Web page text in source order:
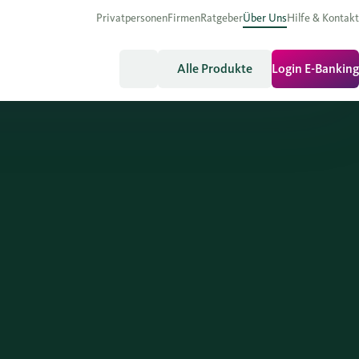
PrivatpersonenFirmenRatgeberÜber UnsHilfe & Kontakt
Alle Produkte Login E-Banking